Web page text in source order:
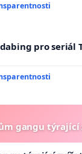
dabing pro seriál
gangu týrající